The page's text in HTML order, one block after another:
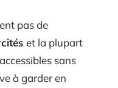
pas de
et la plupart
sans
à garder en